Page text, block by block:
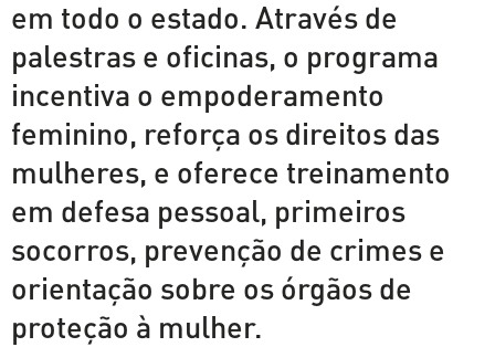
em todo o estado. Através de
palestras e oficinas, o programa
incentiva o empoderamento
feminino, reforça os direitos das
mulheres, e oferece treinamento
em defesa pessoal, primeiros
socorros, prevenção de crimes e
orientação sobre os órgãos de
proteção à mulher.